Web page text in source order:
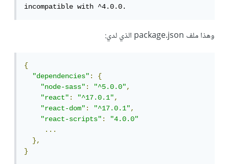
incompatible with ^4.0.0.
وهذا ملف package.json الذي لدي:
{
"dependencies":
{
"node-sass": "^5.0.0",
"react": "^17.0.1",
"react-dom": "^17.0.1",
"react-scripts":
"4.0.0"
...
},
}